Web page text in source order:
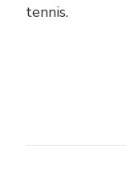
tennis.